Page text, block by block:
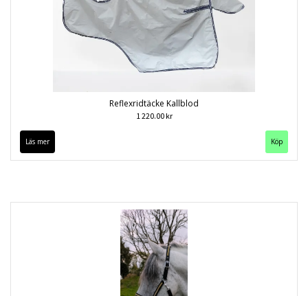
Reflexridtäcke Kallblod
1 220.00 kr
Läs mer Köp